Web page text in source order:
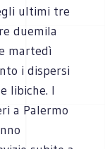
ultimi tre
duemila
martedì
i dispersi
libiche. I
a Palermo